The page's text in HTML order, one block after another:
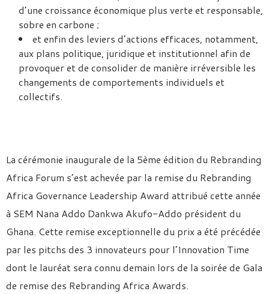
d’une croissance économique plus verte et responsable,
sobre en carbone ;
et enfin des leviers d’actions efficaces, notamment,
aux plans politique, juridique et institutionnel afin de
provoquer et de consolider de manière irréversible les
changements de comportements individuels et
collectifs.
La cérémonie inaugurale de la 5ème édition du Rebranding
Africa Forum s’est achevée par la remise du Rebranding
Africa Governance Leadership Award attribué cette année
à SEM Nana Addo Dankwa Akufo-Addo président du
Ghana. Cette remise exceptionnelle du prix a été précédée
par les pitchs des 3 innovateurs pour l’Innovation Time
dont le lauréat sera connu demain lors de la soirée de Gala
de remise des Rebranding Africa Awards.